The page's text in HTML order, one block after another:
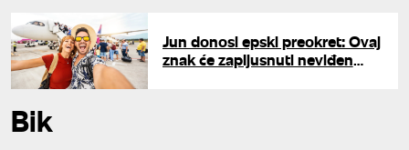
Jun donosi epski preokret: Ovaj
znak će zapljusnuti neviđen
Bik